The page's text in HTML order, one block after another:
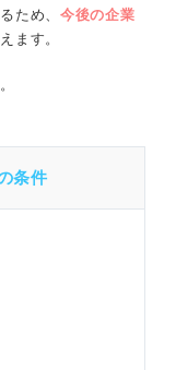
ため、 今後の企業
ます。
条件